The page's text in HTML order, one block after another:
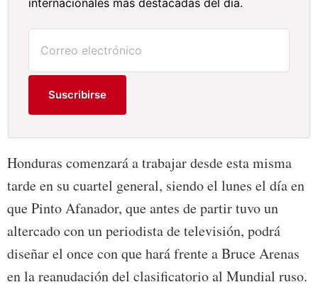
internacionales más destacadas del día.
Suscribirse
Honduras comenzará a trabajar desde esta misma
tarde en su cuartel general, siendo el lunes el día en
que Pinto Afanador, que antes de partir tuvo un
altercado con un periodista de televisión, podrá
diseñar el once con que hará frente a Bruce Arenas
en la reanudación del clasificatorio al Mundial ruso.